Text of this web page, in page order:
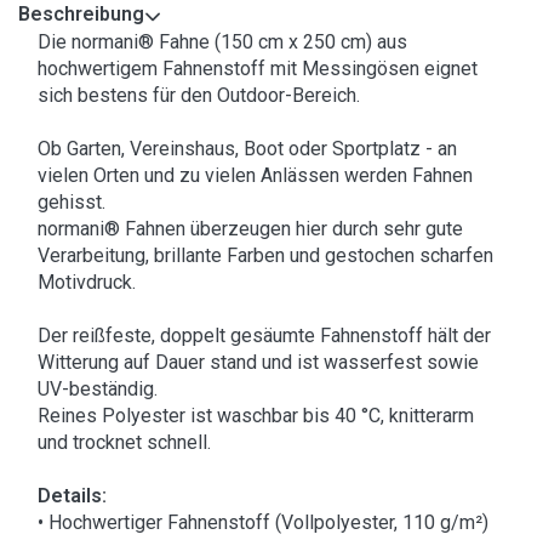
Beschreibung
Die normani® Fahne (150 cm x 250 cm) aus
hochwertigem Fahnenstoff mit Messingösen eignet
sich bestens für den Outdoor-Bereich.
Ob Garten, Vereinshaus, Boot oder Sportplatz - an
vielen Orten und zu vielen Anlässen werden Fahnen
gehisst.
normani® Fahnen überzeugen hier durch sehr gute
Verarbeitung, brillante Farben und gestochen scharfen
Motivdruck.
Der reißfeste, doppelt gesäumte Fahnenstoff hält der
Witterung auf Dauer stand und ist wasserfest sowie
UV-beständig.
Reines Polyester ist waschbar bis 40 °C, knitterarm
und trocknet schnell.
Details:
• Hochwertiger Fahnenstoff (Vollpolyester, 110 g/m²)